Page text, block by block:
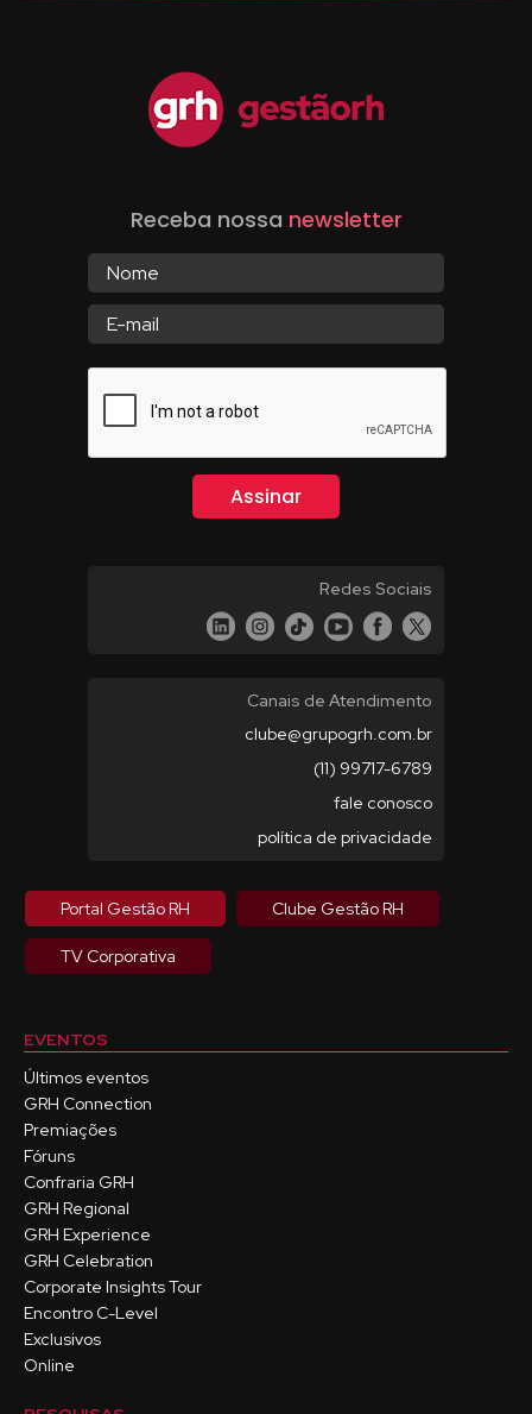
Receba nossa newsletter
Redes Sociais
Canais de Atendimento
clube@grupogrh.com.br
(11) 99717-6789
fale conosco
política de privacidade
Portal Gestão RH Clube Gestão RH
TV Corporativa
EVENTOS
Últimos eventos
GRH Connection
Premiações
Fóruns
Confraria GRH
GRH Regional
GRH Experience
GRH Celebration
Corporate Insights Tour
Encontro C-Level
Exclusivos
Online